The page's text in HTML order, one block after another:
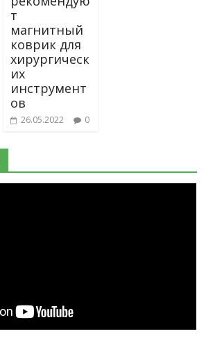
т
магнитный
коврик для
хирургическ
их
инструмент
ов
26.05.2022 0